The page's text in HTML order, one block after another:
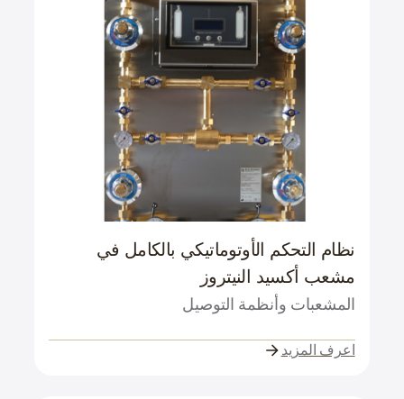
نظام التحكم الأوتوماتيكي بالكامل في
مشعب أكسيد النيتروز
المشعبات وأنظمة التوصيل
اعرف المزيد